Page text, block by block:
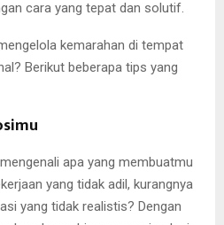
cara yang tepat dan solutif.
kemarahan di tempat
Berikut beberapa tips yang
apa yang membuatmu
yang tidak adil, kurangnya
yang tidak realistis? Dengan